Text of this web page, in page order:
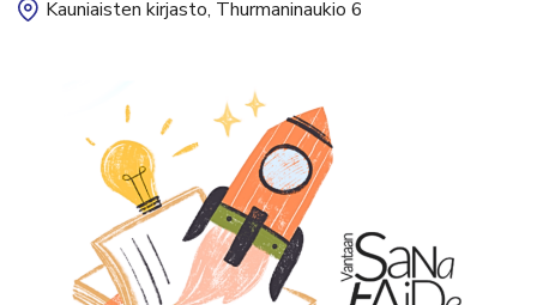
Kauniaisten kirjasto, Thurmaninaukio 6